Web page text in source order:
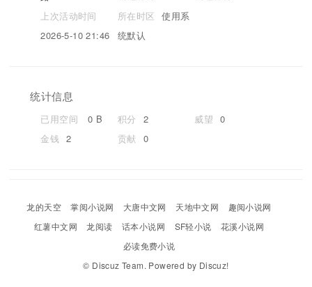
上次活动时间
2026-5-10 21:46
所在时区 使用系
统默认
统计信息
已用空间 0 B 积分 2 威望 0
金钱 2 贡献 0
龙的天空 掌阅小说网 大唐中文网 天地中文网
趣阅小说网
红薯中文网
龙阅读 话本小说网 SF轻小说
花溪小说网
必读免费小说
© Discuz Team. Powered by Discuz!